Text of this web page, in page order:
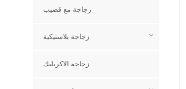
زجاجة مع قضيب
زجاجة بلاستيكية
زجاجة الاكريليك